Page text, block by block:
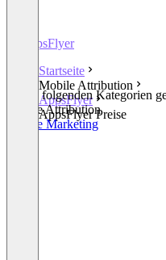
AppsFlyer
Startseite
Mobile Attribution
AppsFlyer
AppsFlyer Preise
In den folgenden Kategorien
Mobile Attribution
Mobile Marketing